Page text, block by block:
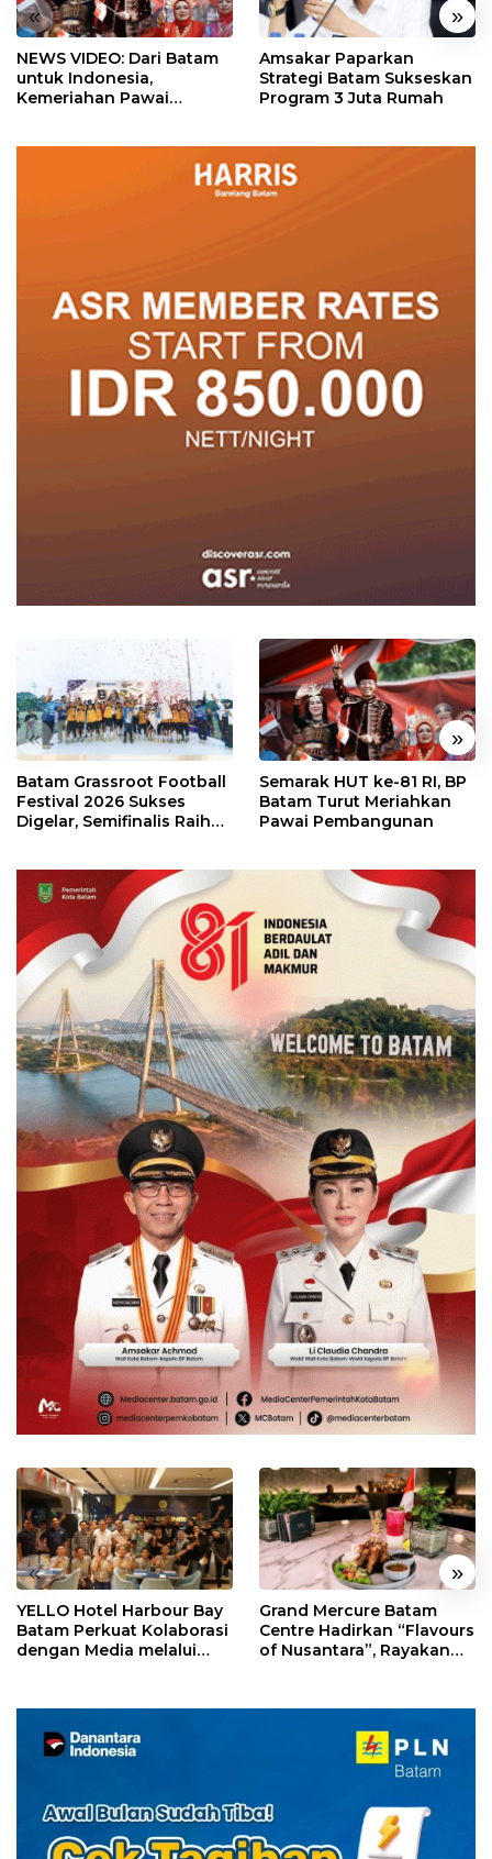
« »
NEWS VIDEO: Dari Batam
untuk Indonesia,
Kemeriahan Pawai
Amsakar Paparkan
Strategi Batam Sukseskan
Program 3 Juta Rumah
« »
Batam Grassroot Football
Festival 2026 Sukses
Digelar, Semifinalis Raih
Semarak HUT ke-81 RI, BP
Batam Turut Meriahkan
Pawai Pembangunan
« »
YELLO Hotel Harbour Bay
Batam Perkuat Kolaborasi
dengan Media melalui
Grand Mercure Batam
Centre Hadirkan “Flavours
of Nusantara”, Rayakan